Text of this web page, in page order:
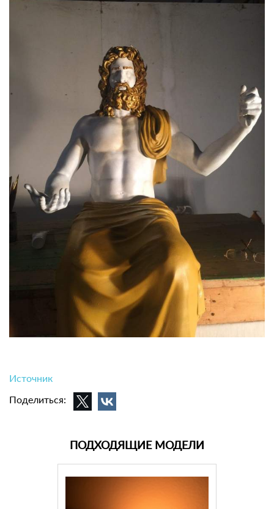
Источник
Поделиться:
ПОДХОДЯЩИЕ МОДЕЛИ